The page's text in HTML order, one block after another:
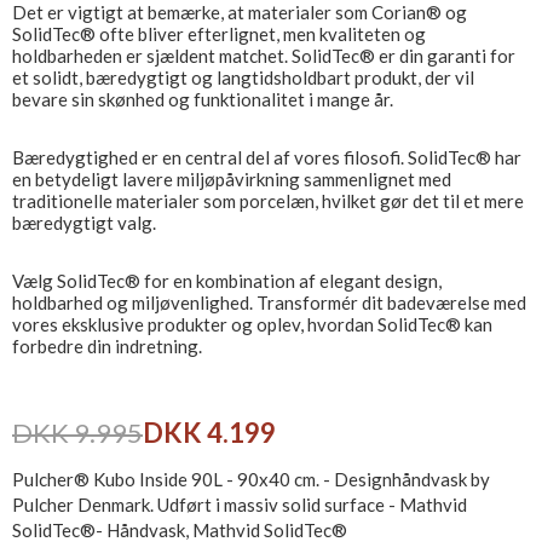
Det er vigtigt at bemærke, at materialer som Corian® og
SolidTec® ofte bliver efterlignet, men kvaliteten og
holdbarheden er sjældent matchet. SolidTec® er din garanti for
et solidt, bæredygtigt og langtidsholdbart produkt, der vil
bevare sin skønhed og funktionalitet i mange år.
Bæredygtighed er en central del af vores filosofi. SolidTec® har
en betydeligt lavere miljøpåvirkning sammenlignet med
traditionelle materialer som porcelæn, hvilket gør det til et mere
bæredygtigt valg.
Vælg SolidTec® for en kombination af elegant design,
holdbarhed og miljøvenlighed. Transformér dit badeværelse med
vores eksklusive produkter og oplev, hvordan SolidTec® kan
forbedre din indretning.
DKK 9.995DKK 4.199
Pulcher® Kubo Inside 90L - 90x40 cm. - Designhåndvask by
Pulcher Denmark. Udført i massiv solid surface - Mathvid
SolidTec®- Håndvask, Mathvid SolidTec®